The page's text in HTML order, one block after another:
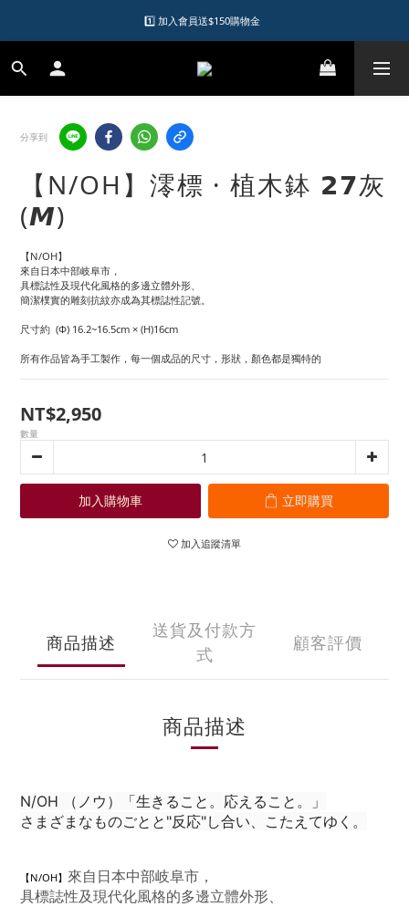
1️⃣ 加入會員送$150購物金
1️⃣ 加入會員送$150購物金
2️⃣ 購物滿千元再送升等購物金
1️⃣ 加入會員送$150購物金
分享到
【N/OH】澪標 · 植木鉢 𝟮𝟳灰
(𝙈)
【N/OH】
來自日本中部岐阜市，
具標誌性及現代化風格的多邊立體外形、
簡潔樸實的雕刻抗紋亦成為其標誌性記號。
尺寸約  (Φ) 16.2~16.5cm × (H)16cm
所有作品皆為手工製作，每一個成品的尺寸，形狀，顏色都是獨特的
NT$2,950
數量
加入購物車 立即購買
加入追蹤清單
商品描述
送貨及付款方
式
顧客評價
商品描述
N/OH （ノウ）「生きること。応えること。」
さまざまなものごとと"反応"し合い、こたえてゆく。
【N/OH】 來自日本中部岐阜市，
具標誌性及現代化風格的多邊立體外形、